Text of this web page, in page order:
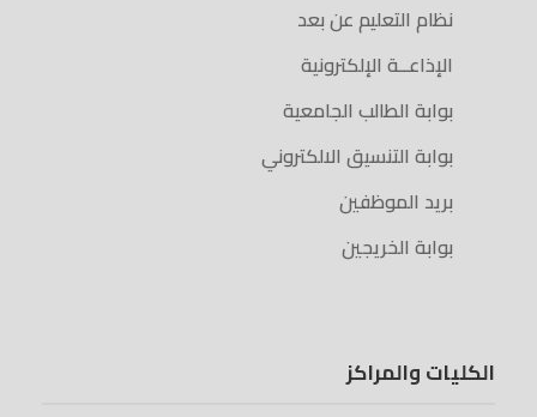
نظام التعليم عن بعد
الإذاعــة الإلكترونية
بوابة الطالب الجامعية
بوابة التنسيق الالكتروني
بريد الموظفين
بوابة الخريجين
الكليات والمراكز